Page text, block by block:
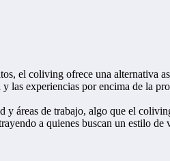
el coliving ofrece una alternativa
experiencias por encima de la
y áreas de trabajo, algo que el
a quienes buscan un estilo de